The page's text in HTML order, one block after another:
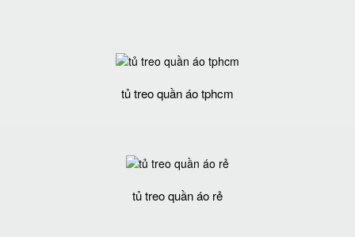
tủ treo quần áo tphcm
tủ treo quần áo rẻ